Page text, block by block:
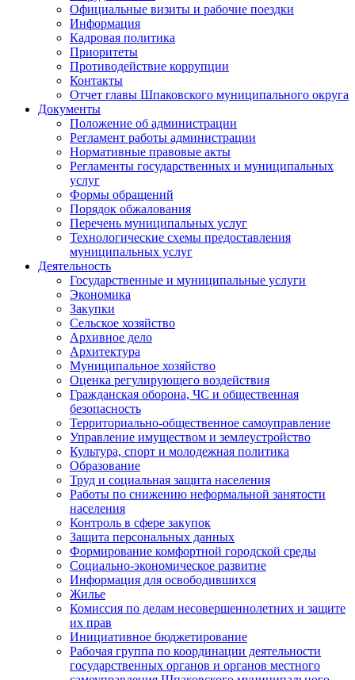
Официальные визиты и рабочие поездки
Информация
Кадровая политика
Приоритеты
Противодействие коррупции
Контакты
Отчет главы Шпаковского муниципального округа
Документы
Положение об администрации
Регламент работы администрации
Нормативные правовые акты
Регламенты государственных и муниципальных
услуг
Формы обращений
Порядок обжалования
Перечень муниципальных услуг
Технологические схемы предоставления
муниципальных услуг
Деятельность
Государственные и муниципальные услуги
Экономика
Закупки
Сельское хозяйство
Архивное дело
Архитектура
Муниципальное хозяйство
Оценка регулирующего воздействия
Гражданская оборона, ЧС и общественная
безопасность
Территориально-общественное самоуправление
Управление имуществом и землеустройство
Культура, спорт и молодежная политика
Образование
Труд и социальная защита населения
Работы по снижению неформальной занятости
населения
Контроль в сфере закупок
Защита персональных данных
Формирование комфортной городской среды
Социально-экономическое развитие
Информация для освободившихся
Жилье
Комиссия по делам несовершеннолетних и защите
их прав
Инициативное бюджетирование
Рабочая группа по координации деятельности
государственных органов и органов местного